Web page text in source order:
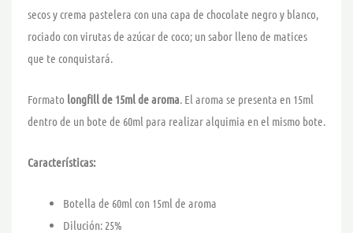
secos y crema pastelera con una capa de chocolate negro y blanco,
rociado con virutas de azúcar de coco; un sabor lleno de matices
que te conquistará.
Formato longfill de 15ml de aroma. El aroma se presenta en 15ml
dentro de un bote de 60ml para realizar alquimia en el mismo bote.
Características:
Botella de 60ml con 15ml de aroma
Dilución: 25%